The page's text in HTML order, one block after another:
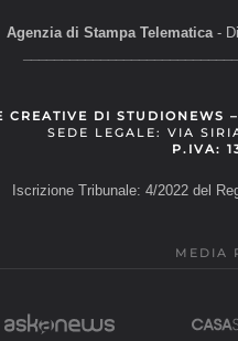
Agenzia di Stampa Telematica-
CREATIVE DI STUDIONEWS
SEDE LEGALE: VIA
P.IVA:
Iscrizione Tribunale: 4/2022 del
MEDIA